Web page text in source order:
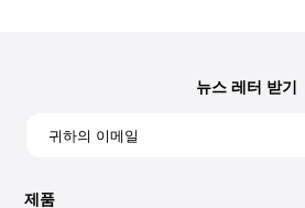
제품
뉴스 레터 받기